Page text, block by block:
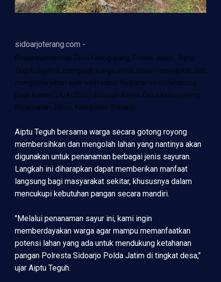
sidoarjoterang.com -
Bhabinkamtibmas Desa Keboguyang, Polsek Jabon, Aiptu
Teguh Suyitno, mengajak warga untuk mulai menyiapkan dan
mengelola lahan agar lebih subur. Kegiatan ini berlangsung
pada Kamis (24/4/2025) di Dusun Kriyan, Desa Keboguyang,
Kecamatan Jabon, Kabupaten Sidoarjo.
Aiptu Teguh bersama warga secara gotong royong
membersihkan dan mengolah lahan yang nantinya akan
digunakan untuk penanaman berbagai jenis sayuran.
Langkah ini diharapkan dapat memberikan manfaat
langsung bagi masyarakat sekitar, khususnya dalam
mencukupi kebutuhan pangan secara mandiri.
"Melalui penanaman sayur ini, kami ingin
memberdayakan warga agar mampu memanfaatkan
potensi lahan yang ada untuk mendukung ketahanan
pangan Polresta Sidoarjo Polda Jatim di tingkat desa,"
ujar Aiptu Teguh.